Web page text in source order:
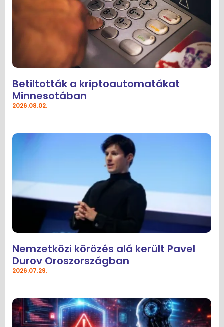
Betiltották a kriptoautomatákat
Minnesotában
2026.08.02.
Nemzetközi körözés alá került Pavel
Durov Oroszországban
2026.07.29.